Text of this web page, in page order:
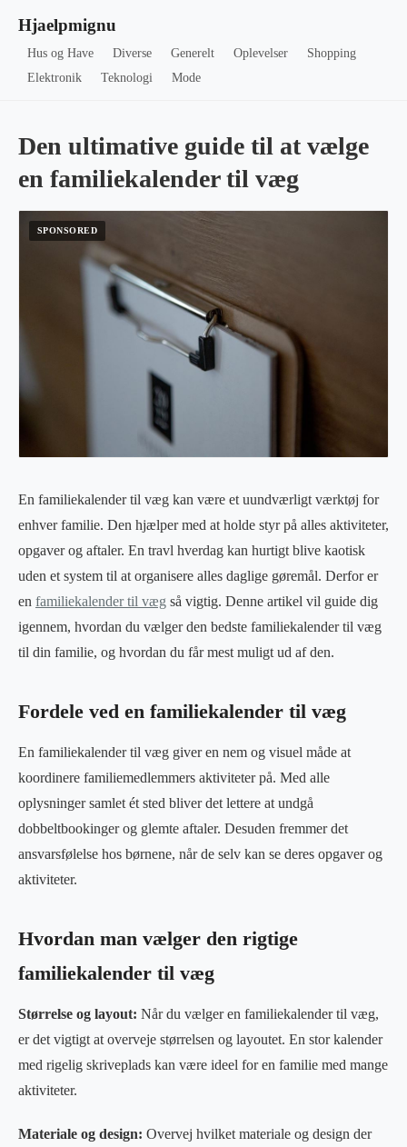
Hjaelpmignu
Hus og Have Diverse Generelt Oplevelser
Shopping
Elektronik
Teknologi Mode
Den ultimative guide til at vælge
en familiekalender til væg
En familiekalender til væg kan være et uundværligt værktøj for
enhver familie. Den hjælper med at holde styr på alles aktiviteter,
opgaver og aftaler. En travl hverdag kan hurtigt blive kaotisk
uden et system til at organisere alles daglige gøremål. Derfor er
en familiekalender til væg så vigtig. Denne artikel vil guide dig
igennem, hvordan du vælger den bedste familiekalender til væg
til din familie, og hvordan du får mest muligt ud af den.
Fordele ved en familiekalender til væg
En familiekalender til væg giver en nem og visuel måde at
koordinere familiemedlemmers aktiviteter på. Med alle
oplysninger samlet ét sted bliver det lettere at undgå
dobbeltbookinger og glemte aftaler. Desuden fremmer det
ansvarsfølelse hos børnene, når de selv kan se deres opgaver og
aktiviteter.
Hvordan man vælger den rigtige
familiekalender til væg
Størrelse og layout: Når du vælger en familiekalender til væg,
er det vigtigt at overveje størrelsen og layoutet. En stor kalender
med rigelig skriveplads kan være ideel for en familie med mange
aktiviteter.
Materiale og design: Overvej hvilket materiale og design der